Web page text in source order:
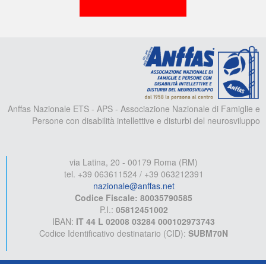
Anffas Nazionale ETS - APS - Associazione Nazionale di Famiglie e
Persone con disabilità intellettive e disturbi del neurosviluppo
via Latina, 20 - 00179 Roma (RM)
tel. +39 063611524 / +39 063212391
nazionale@anffas.net
Codice Fiscale: 80035790585
P.I.: 05812451002
IBAN: IT 44 L 02008 03284 000102973743
Codice Identificativo destinatario (CID): SUBM70N